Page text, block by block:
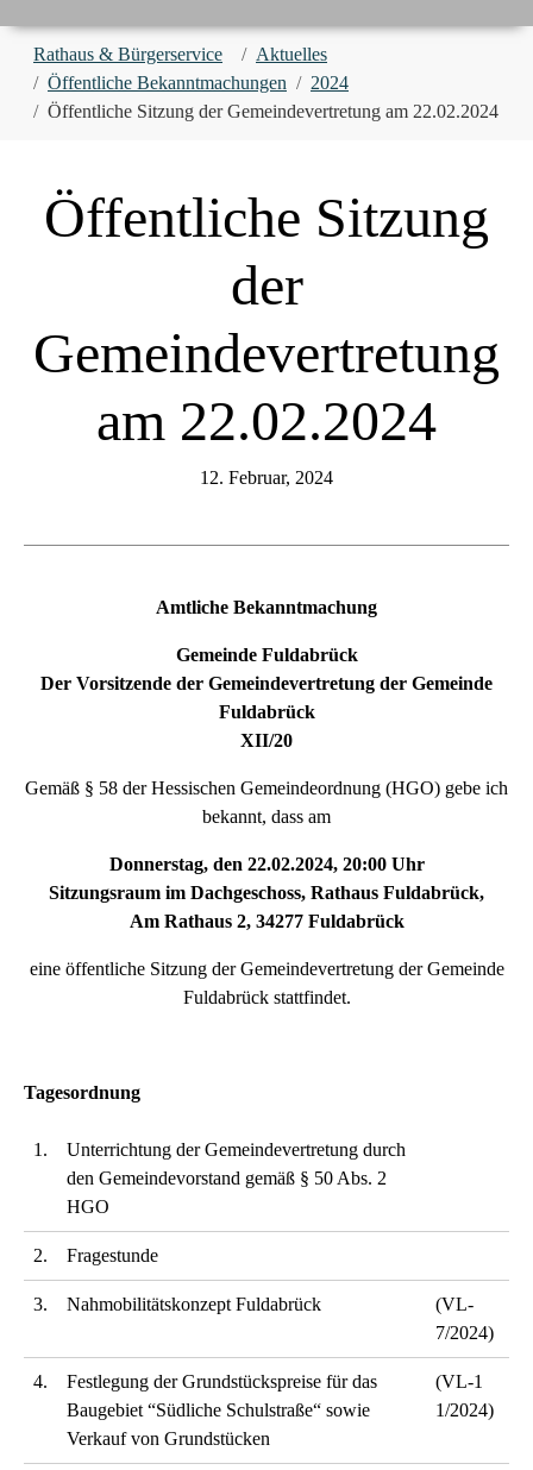
You are here:
Rathaus & Bürgerservice
Aktuelles
Öffentliche Bekanntmachungen
2024
Öffentliche Sitzung der Gemeindevertretung am 22.02.2024
Öffentliche Sitzung
der
Gemeindevertretung
am 22.02.2024
12. Februar, 2024
Amtliche Bekanntmachung
Gemeinde Fuldabrück
Der Vorsitzende der Gemeindevertretung der Gemeinde
Fuldabrück
XII/20
Gemäß § 58 der Hessischen Gemeindeordnung (HGO) gebe ich
bekannt, dass am
Donnerstag, den 22.02.2024, 20:00 Uhr
Sitzungsraum im Dachgeschoss, Rathaus Fuldabrück,
Am Rathaus 2, 34277 Fuldabrück
eine öffentliche Sitzung der Gemeindevertretung der Gemeinde
Fuldabrück stattfindet.
Tagesordnung
1.
Unterrichtung der Gemeindevertretung durch
den Gemeindevorstand gemäß § 50 Abs. 2
HGO
2. Fragestunde
3. Nahmobilitätskonzept Fuldabrück
(VL-
7/2024)
4.
Festlegung der Grundstückspreise für das
Baugebiet “Südliche Schulstraße“ sowie
Verkauf von Grundstücken
(VL-1
1/2024)